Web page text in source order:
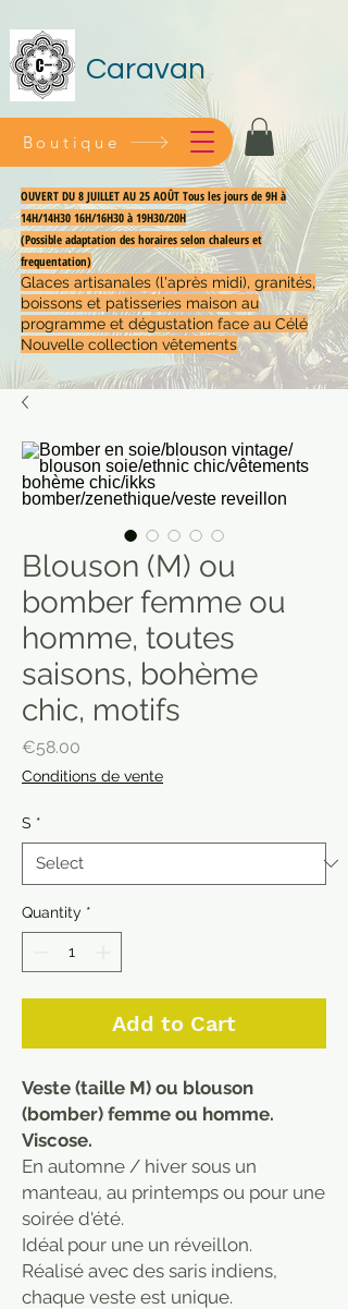
Caravan
OUVERT DU 8 JUILLET AU 25 AOÛT Tous les jours de 9H à
14H/14H30 16H/16H30 à 19H30/20H
(Possible adaptation des horaires selon chaleurs et
frequentation)
Glaces artisanales (l'après midi), granités,
boissons et patisseries maison au
programme et dégustation face au Célé
Nouvelle collection vêtements
Boutique
Blouson (M) ou
bomber femme ou
homme, toutes
saisons, bohème
chic, motifs
€58.00
Conditions de vente
S *
Quantity *
Add to Cart
Veste (taille M) ou blouson
(bomber) femme ou homme.
Viscose.
En automne / hiver sous un
manteau, au printemps ou pour une
soirée d'été.
Idéal pour une un réveillon.
Réalisé avec des saris indiens,
chaque veste est unique.